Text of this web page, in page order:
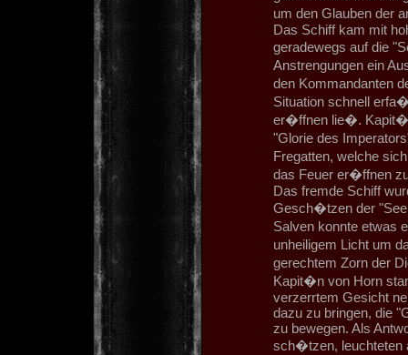
um den Glauben der
Das Schiff kam mit
geradewegs auf die
Anstrengungen ein
den Kommandanten
Situation schnell
er�ffnen lie�.
"Glorie des
Fregatten, welche
das Feuer er�ffnen
Das fremde Schiff
Gesch�tzen der
Salven konnte etwas
unheiligem Licht um
gerechtem Zorn der
Kapit�n von Horn
verzerrtem Gesicht
dazu zu bringen, die
zu bewegen. Als
sch�tzen, leuchteten